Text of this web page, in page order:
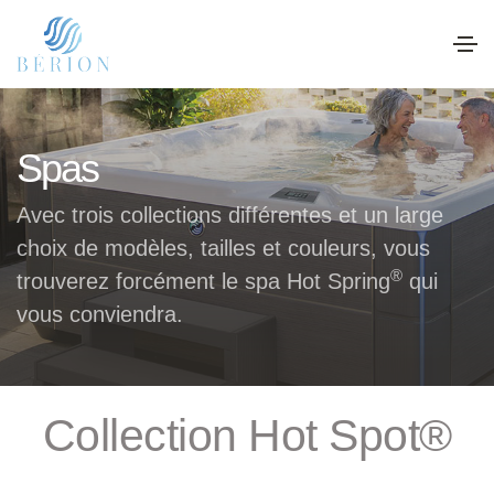
Spas
Avec trois collections différentes et un large
choix de modèles, tailles et couleurs, vous
trouverez forcément le spa Hot Spring® qui
vous conviendra.
Collection Hot Spot®